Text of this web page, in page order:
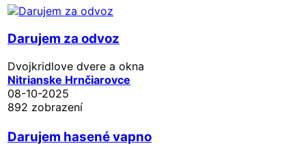
Darujem za odvoz
Dvojkridlove dvere a okna
Nitrianske Hrnčiarovce
08-10-2025
892 zobrazení
Darujem hasené vapno